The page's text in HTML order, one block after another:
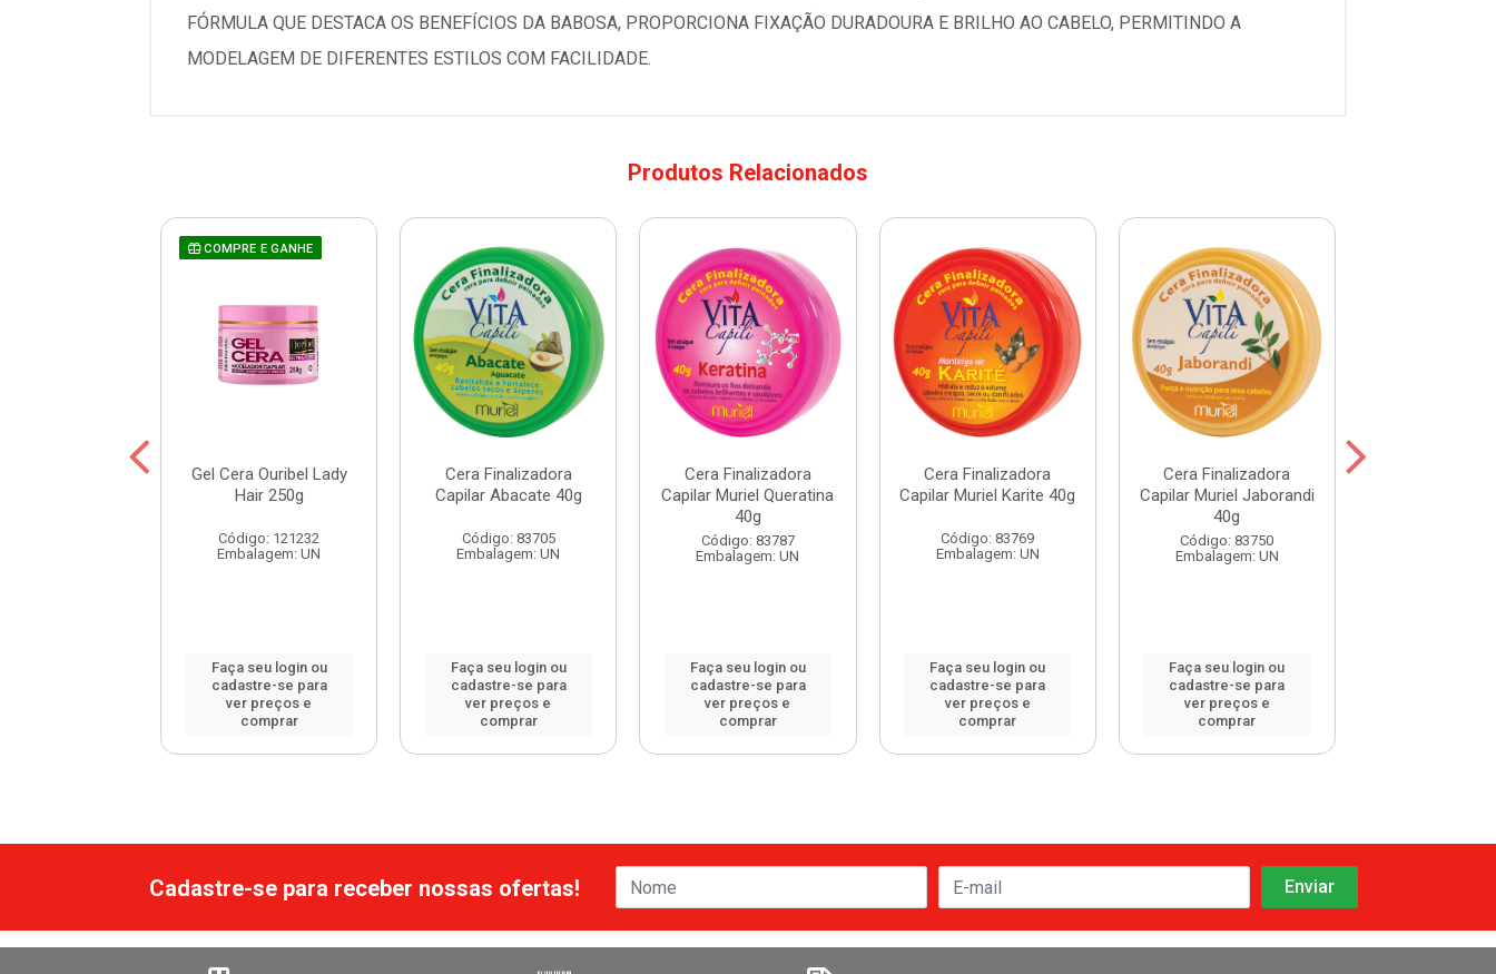
FÓRMULA QUE DESTACA OS BENEFÍCIOS DA BABOSA, PROPORCIONA FIXAÇÃO DURADOURA E BRILHO AO CABELO, PERMITINDO A
MODELAGEM DE DIFERENTES ESTILOS COM FACILIDADE.
Produtos Relacionados
COMPRE E GANHE
Gel Cera Ouribel Lady
Hair 250g
Código: 121232
Embalagem: UN
Faça seu login ou
cadastre-se para
ver preços e
comprar
Cera Finalizadora
Capilar Abacate 40g
Código: 83705
Embalagem: UN
Faça seu login ou
cadastre-se para
ver preços e
comprar
Cera Finalizadora
Capilar Muriel Queratina
40g
Código: 83787
Embalagem: UN
Faça seu login ou
cadastre-se para
ver preços e
comprar
Cera Finalizadora
Capilar Muriel Karite 40g
Código: 83769
Embalagem: UN
Faça seu login ou
cadastre-se para
ver preços e
comprar
Cera Finalizadora
Capilar Muriel Jaborandi
40g
Código: 83750
Embalagem: UN
Faça seu login ou
cadastre-se para
ver preços e
comprar
Cadastre-se para receber nossas ofertas!